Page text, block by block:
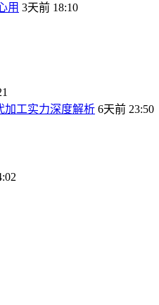
用 3天前 18:10
加工实力深度解析 6天前 23:50